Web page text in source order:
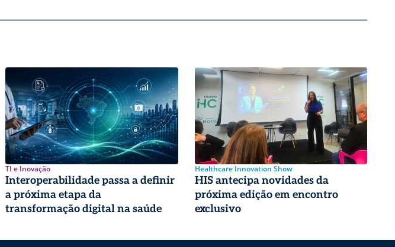
TI e Inovação
Interoperabilidade passa a definir
a próxima etapa da
transformação digital na saúde
Healthcare Innovation Show
HIS antecipa novidades da
próxima edição em encontro
exclusivo